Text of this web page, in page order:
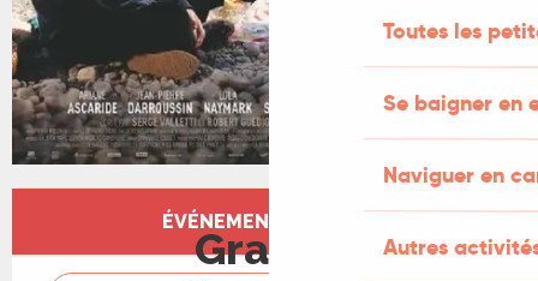
Toutes les
Se baigner en
Naviguer en
Autres
Ouverture et coordonnées
ÉVÉNEMENT TERMINÉ
Gratuit